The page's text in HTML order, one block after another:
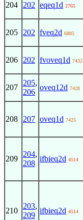
204 202 eqeq1d 2765
205 202 fveq2d 6885
206 202 fvoveq1d 7432
207
205,
206
oveq12d 7428
208 207 oveq1d 7425
209
204,
208
ifbieq2d 4514
210
203,
209
ifbieq2d 4514